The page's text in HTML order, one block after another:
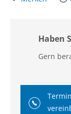
Haben
Gern